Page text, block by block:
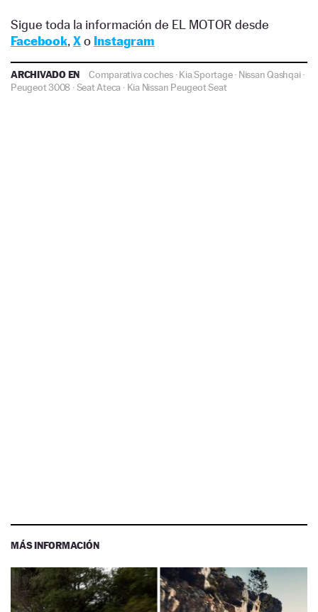
Sigue toda la información de EL MOTOR desde
Facebook, Xo Instagram
ARCHIVADO EN Comparativa coches·Kia Sportage· Nissan Qashqai·
Peugeot 3008 ·Seat Ateca · Kia Nissan PeugeotSeat
MÁS INFORMACIÓN